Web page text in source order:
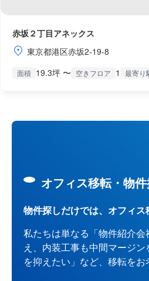
赤坂２丁目アネックス
東京都港区赤坂2-19-8
面積 19.3坪 〜 空きフロア 1 最寄り
オフィス移転・物
物件探しだけでは、オフィス
私たちは単なる「物件紹介会
え、内装工事も中間マージン
を抑えたい」など、移転を